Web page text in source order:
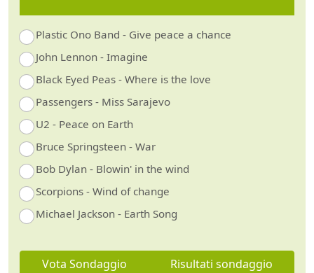
Plastic Ono Band - Give peace a chance
John Lennon - Imagine
Black Eyed Peas - Where is the love
Passengers - Miss Sarajevo
U2 - Peace on Earth
Bruce Springsteen - War
Bob Dylan - Blowin' in the wind
Scorpions - Wind of change
Michael Jackson - Earth Song
Vota Sondaggio Risultati sondaggio